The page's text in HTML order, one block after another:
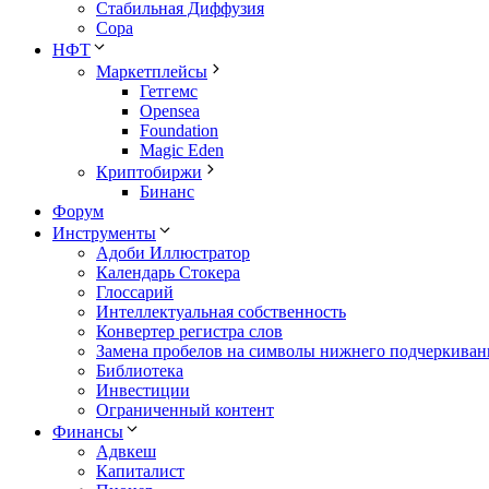
Стабильная Диффузия
Сора
НФТ
Маркетплейсы
Гетгемс
Opensea
Foundation
Magic Eden
Криптобиржи
Бинанс
Форум
Инструменты
Адоби Иллюстратор
Календарь Стокера
Глоссарий
Интеллектуальная собственность
Конвертер регистра слов
Замена пробелов на символы нижнего
Библиотека
Инвестиции
Ограниченный контент
Финансы
Адвкеш
Капиталист